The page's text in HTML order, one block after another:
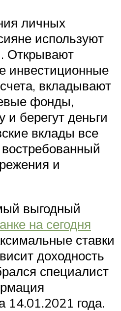
личных
используют
Открывают
инвестиционные
вкладывают
фонды,
и берегут деньги
вклады все
и
выгодный
на сегодня
ставки
доходность
специалист
14.01.2021 года.